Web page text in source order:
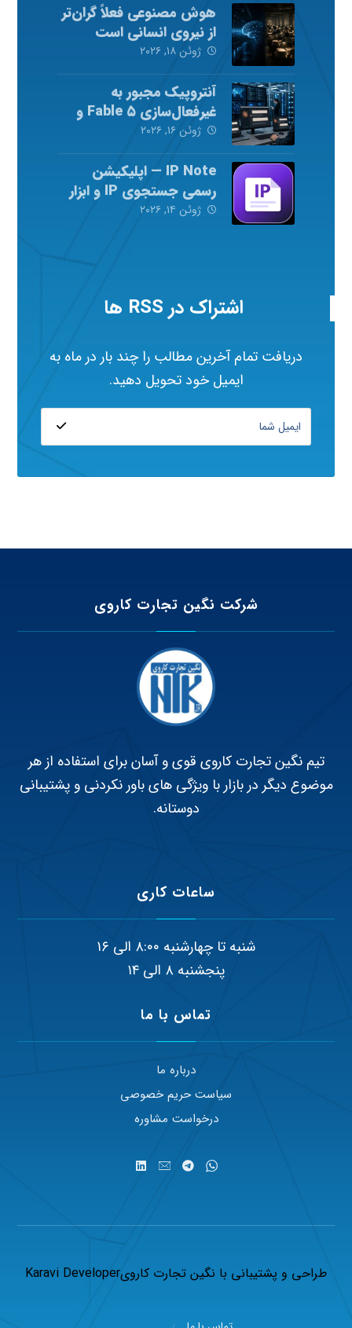
هوش مصنوعی فعلاً گران‌تر
از نیروی انسانی است
ژوئن ۱۸, ۲۰۲۶
آنتروپیک مجبور به
غیرفعال‌سازی Fable ۵ و
Mythos ۵ شد
ژوئن ۱۶, ۲۰۲۶
IP Note — اپلیکیشن
رسمی جستجوی IP و ابزار
شبکه
ژوئن ۱۴, ۲۰۲۶
اشتراک در RSS ها
دریافت تمام آخرین مطالب را چند بار در ماه به
ایمیل خود تحویل دهید.
شرکت نگین تجارت کاروی
تیم نگین تجارت کاروی قوی و آسان برای استفاده از هر
موضوع دیگر در بازار با ویژگی های باور نکردنی و پشتیبانی
دوستانه.
ساعات کاری
شنبه تا چهارشنبه ۸:۰۰ الی ۱۶
پنجشنبه ۸ الی ۱۴
تماس با ما
درباره ما
سیاست حریم خصوصی
درخواست مشاوره
طراحی و پشتیبانی با نگین تجارت کارویKaravi Developer